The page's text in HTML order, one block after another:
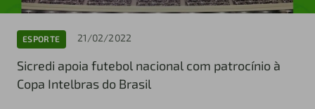
ESPORTE 21/02/2022
Sicredi apoia futebol nacional com patrocínio à
Copa Intelbras do Brasil